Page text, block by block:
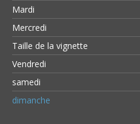
Mardi
Mercredi
Taille de la vignette
Vendredi
samedi
dimanche